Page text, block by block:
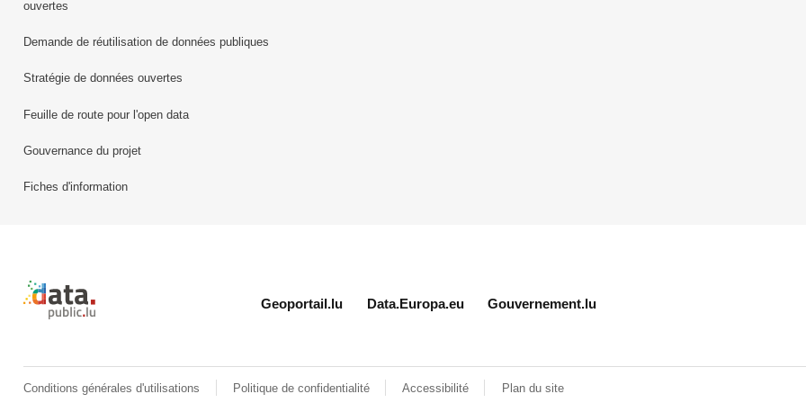
ouvertes
Demande de réutilisation de données publiques
Stratégie de données ouvertes
Feuille de route pour l'open data
Gouvernance du projet
Fiches d'information
Retour à l'accueil de data.public.lu
Geoportail.lu Data.Europa.eu Gouvernement.lu
Conditions générales d'utilisations Politique de confidentialité Accessibilité Plan du site